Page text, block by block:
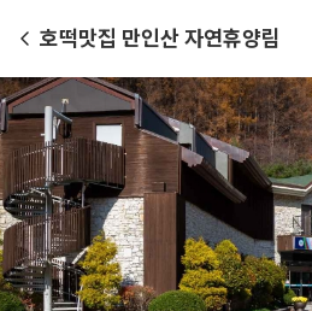
호떡맛집 만인산 자연휴양림